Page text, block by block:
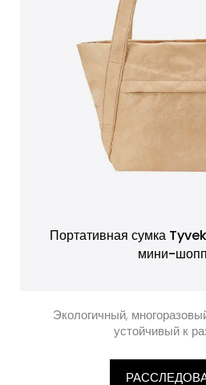
Портативная сумка
мини-
Экологичный,
устойчивый к